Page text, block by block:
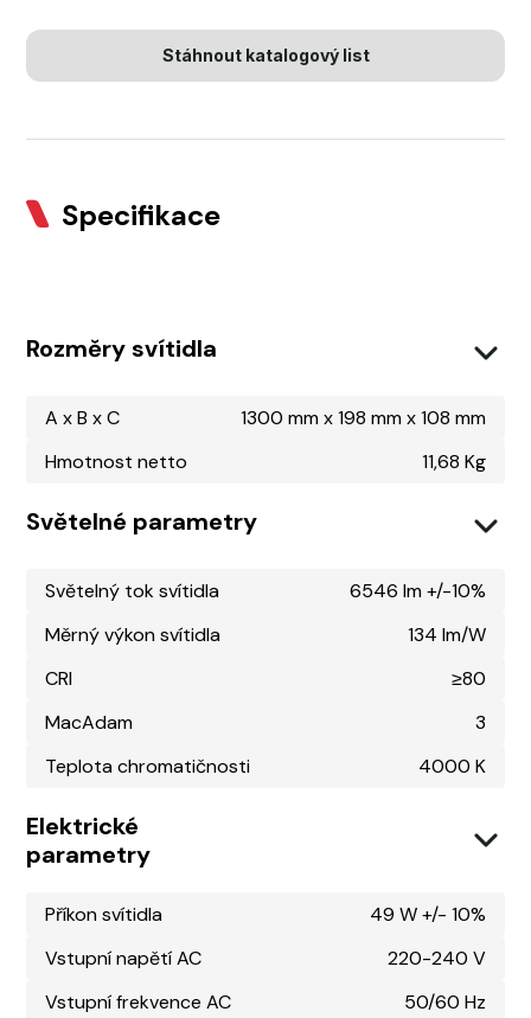
Stáhnout katalogový list
Specifikace
Rozměry svítidla
A x B x C
1300 mm x 198 mm x 108 mm
Hmotnost netto
11,68 Kg
Světelné parametry
Světelný tok svítidla
6546 lm +/-10%
Měrný výkon svítidla
134 lm/W
CRI
≥80
MacAdam
3
Teplota chromatičnosti
4000 K
Elektrické
parametry
Příkon svítidla
49 W +/- 10%
Vstupní napětí AC
220-240 V
Vstupní frekvence AC
50/60 Hz